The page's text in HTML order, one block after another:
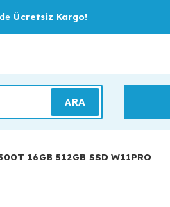
Ücretsiz Kargo!
ARA
16GB 512GB SSD W11PRO